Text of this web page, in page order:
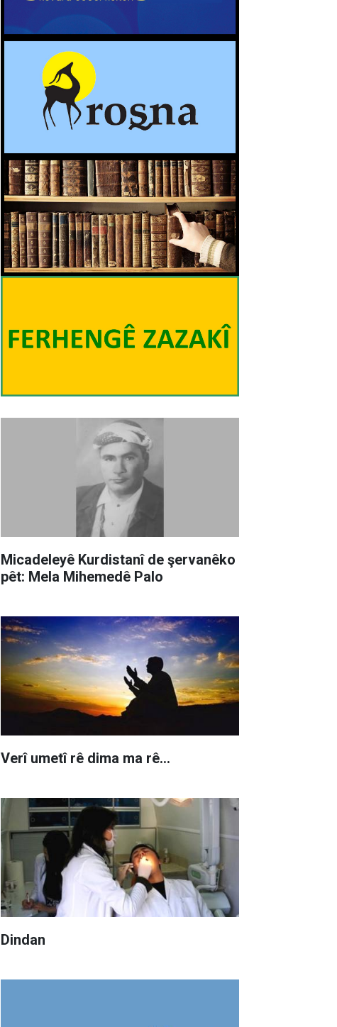
Micadeleyê Kurdistanî de şervanêko
pêt: Mela Mihemedê Palo
Verî umetî rê dima ma rê…
Dindan